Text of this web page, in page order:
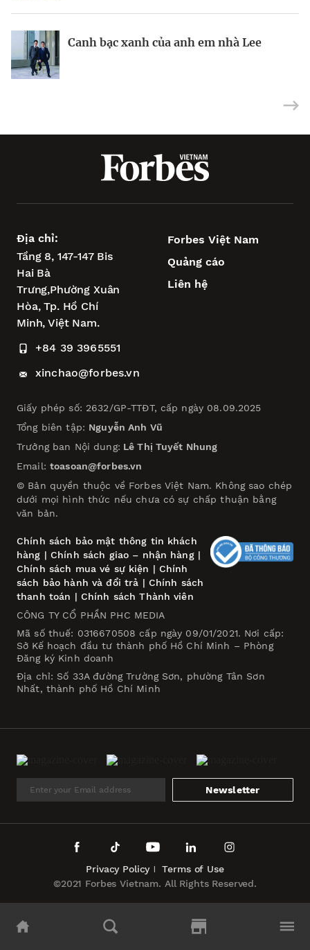
Canh bạc xanh của anh em nhà Lee
BRANDCONNECT | Brand Contributor
Nhà sáng lập 25 tuổi và tham vọng lật
Địa chỉ:
Tầng 8, 147-147 Bis
Hai Bà
Trưng,Phường Xuân
Hòa,Tp. Hồ Chí
Minh, Việt Nam.
+84 39 3965551
xinchao@forbes.vn
Forbes Việt Nam
Quảng cáo
Liên hệ
Giấy phép số: 2632/GP-TTĐT, cấp ngày 08.09.2025
Tổng biên tập: Nguyễn Anh Vũ
Trưởng ban Nội dung: Lê Thị Tuyết Nhung
Email: toasoan@forbes.vn
© Bản quyền thuộc về Forbes Việt Nam. Không sao chép
dưới mọi hình thức nếu chưa có sự chấp thuận bằng
văn bản.
Chính sách bảo mật thông tin khách
hàng | Chính sách giao – nhận hàng|
Chính sách mua vé sự kiện | Chính
sách bảo hành và đổi trả | Chính sách
thanh toán | Chính sách Thành viên
CÔNG TY CỔ PHẦN PHC MEDIA
Mã số thuế: 0316670508 cấp ngày 09/01/2021. Nơi cấp:
Sở Kế hoạch đầu tư thành phố Hồ Chí Minh – Phòng
Đăng ký Kinh doanh
Địa chỉ: Số 33A đường Trường Sơn, phường Tân Sơn
Nhất, thành phố Hồ Chí Minh
Newsletter
©2021 Forbes Vietnam. All Rights Reserved.
Privacy Policy Terms of Use